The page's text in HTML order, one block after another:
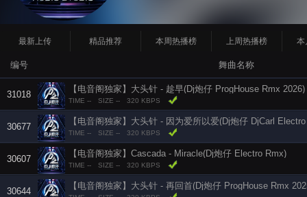
最新上传 精品推荐 本周热播榜 上周热播榜 本
编号 舞曲名称
31018
【电音阁独家】大头针 - 趁早(Dj炮仔 ProgHouse Rmx 2026)
TIME -- SIZE -- 320 KBPS
30677
【电音阁独家】大头针 - 因为爱所以爱(Dj炮仔 DjCarl
TIME -- SIZE -- 320 KBPS
30607
【电音阁独家】Cascada - Miracle(Dj炮仔 Electro Rmx)
TIME -- SIZE -- 320 KBPS
30644
【电音阁独家】大头针 - 再回首(Dj炮仔 ProgHouse Rmx